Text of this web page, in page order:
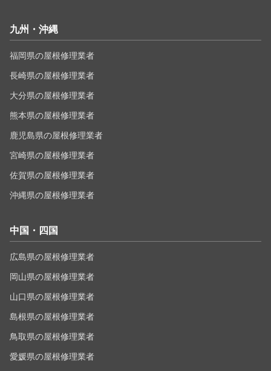
九州・沖縄
福岡県の屋根修理業者
長崎県の屋根修理業者
大分県の屋根修理業者
熊本県の屋根修理業者
鹿児島県の屋根修理業者
宮崎県の屋根修理業者
佐賀県の屋根修理業者
沖縄県の屋根修理業者
中国・四国
広島県の屋根修理業者
岡山県の屋根修理業者
山口県の屋根修理業者
島根県の屋根修理業者
鳥取県の屋根修理業者
愛媛県の屋根修理業者